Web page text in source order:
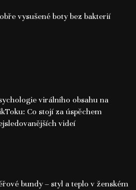
vysušené boty bez bakterií
virálního obsahu na
Co stojí za úspěchem
videí
bundy – styl a teplo v ženském